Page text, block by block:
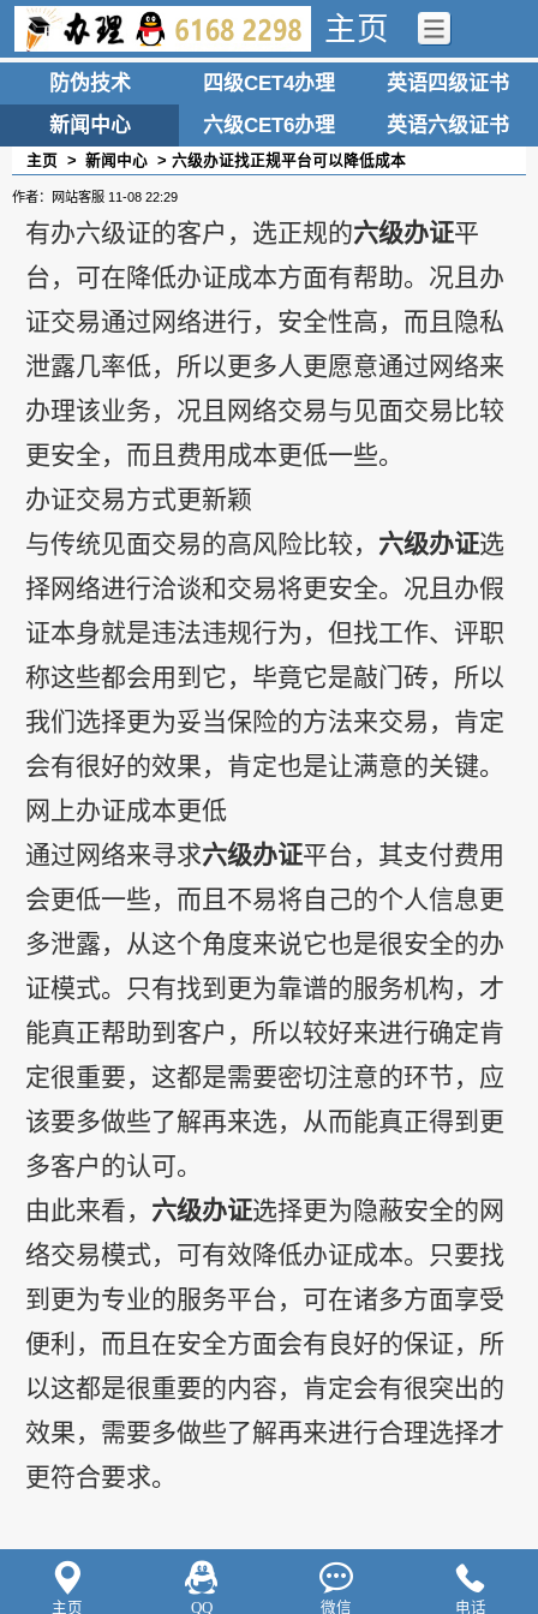
主页
防伪技术 四级CET4办理
英语四级证书
新闻中心
六级CET6办理 英语六级证书
主页 > 新闻中心 > 六级办证找正规平台可以降低成本
作者：网站客服 11-08 22:29
有办六级证的客户，选正规的六级办证平
台，可在降低办证成本方面有帮助。况且办
证交易通过网络进行，安全性高，而且隐私
泄露几率低，所以更多人更愿意通过网络来
办理该业务，况且网络交易与见面交易比较
更安全，而且费用成本更低一些。
办证交易方式更新颖
与传统见面交易的高风险比较， 六级办证选
择网络进行洽谈和交易将更安全。况且办假
证本身就是违法违规行为，但找工作、评职
称这些都会用到它，毕竟它是敲门砖，所以
我们选择更为妥当保险的方法来交易，肯定
会有很好的效果，肯定也是让满意的关键。
网上办证成本更低
通过网络来寻求六级办证平台，其支付费用
会更低一些，而且不易将自己的个人信息更
多泄露，从这个角度来说它也是很安全的办
证模式。只有找到更为靠谱的服务机构，才
能真正帮助到客户，所以较好来进行确定肯
定很重要，这都是需要密切注意的环节，应
该要多做些了解再来选，从而能真正得到更
多客户的认可。
由此来看， 六级办证选择更为隐蔽安全的网
络交易模式，可有效降低办证成本。只要找
到更为专业的服务平台，可在诸多方面享受
便利，而且在安全方面会有良好的保证，所
以这都是很重要的内容，肯定会有很突出的
效果，需要多做些了解再来进行合理选择才
更符合要求。

主页

QQ

微信

电话